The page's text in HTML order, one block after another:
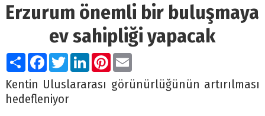
Erzurum önemli bir buluşmaya
ev sahipliği yapacak
PaylaşFacebook
TwitterLinkedIn
Pinterest
Email
Kentin Uluslararası görünürlüğünün artırılması
hedefleniyor